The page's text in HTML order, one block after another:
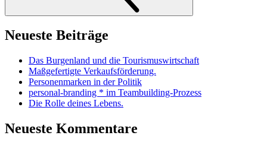
Neueste Beiträge
Das Burgenland und die Tourismuswirtschaft
Maßgefertigte Verkaufsförderung.
Personenmarken in der Politik
personal-branding * im Teambuilding-Prozess
Die Rolle deines Lebens.
Neueste Kommentare